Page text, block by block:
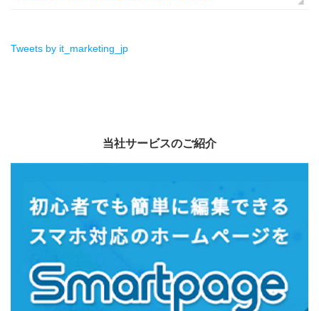
Tweets by it_marketing_jp
当社サービスのご紹介